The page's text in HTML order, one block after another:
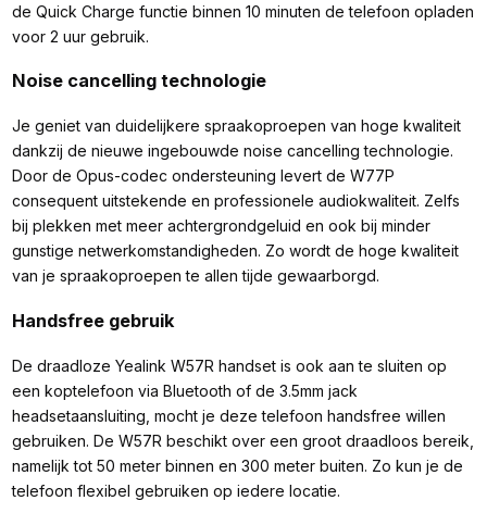
de Quick Charge functie binnen 10 minuten de telefoon opladen
voor 2 uur gebruik.
Noise cancelling technologie
Je geniet van duidelijkere spraakoproepen van hoge kwaliteit
dankzij de nieuwe ingebouwde noise cancelling technologie.
Door de Opus-codec ondersteuning levert de W77P
consequent uitstekende en professionele audiokwaliteit. Zelfs
bij plekken met meer achtergrondgeluid en ook bij minder
gunstige netwerkomstandigheden. Zo wordt de hoge kwaliteit
van je spraakoproepen te allen tijde gewaarborgd.
Handsfree gebruik
De draadloze Yealink W57R handset is ook aan te sluiten op
een koptelefoon via Bluetooth of de 3.5mm jack
headsetaansluiting, mocht je deze telefoon handsfree willen
gebruiken. De W57R beschikt over een groot draadloos bereik,
namelijk tot 50 meter binnen en 300 meter buiten. Zo kun je de
telefoon flexibel gebruiken op iedere locatie.